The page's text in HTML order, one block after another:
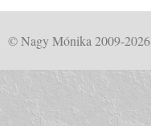
© Nagy Mónika 2009-2026